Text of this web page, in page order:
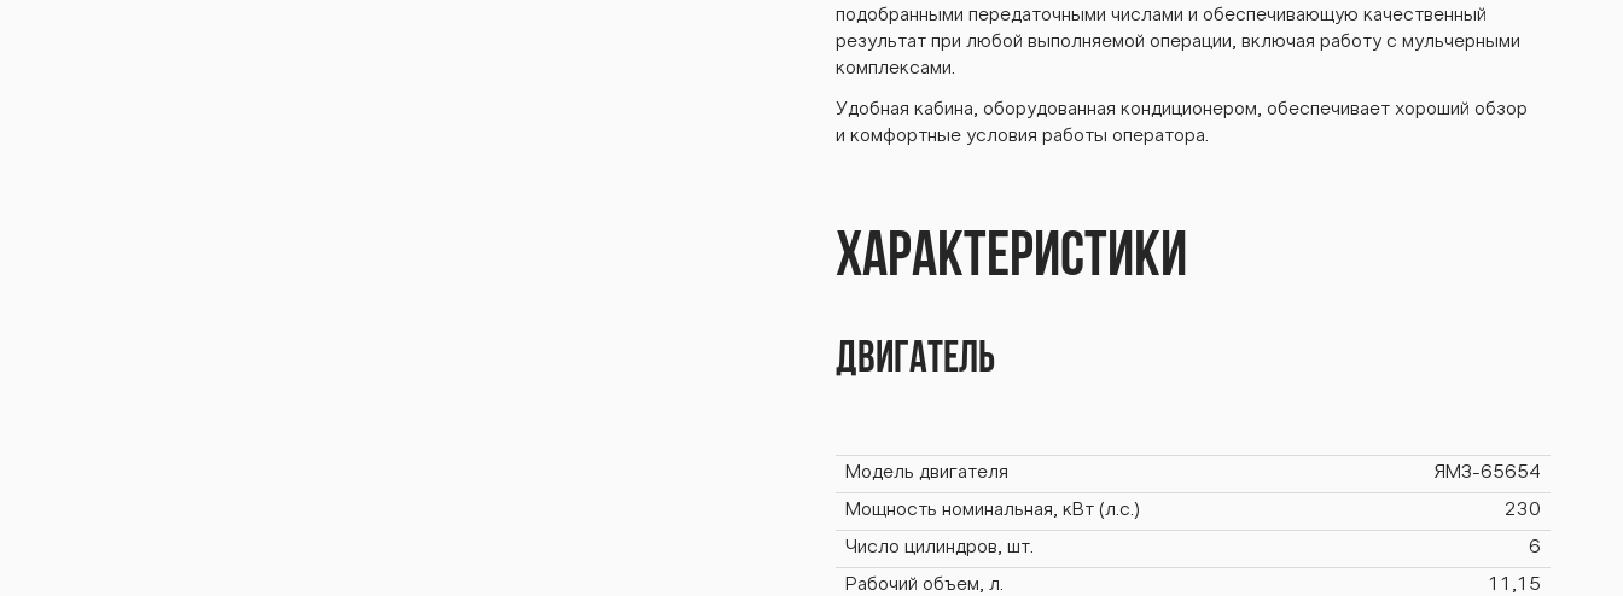
подобранными передаточными числами и обеспечивающую качественный
результат при любой выполняемой операции, включая работу с мульчерными
комплексами.
Удобная кабина, оборудованная кондиционером, обеспечивает хороший обзор
и комфортные условия работы оператора.
Характеристики
Двигатель
Модель двигателя ЯМЗ-65654
Мощность номинальная, кВт (л.с.) 230
Число цилиндров, шт. 6
Рабочий объем, л. 11,15